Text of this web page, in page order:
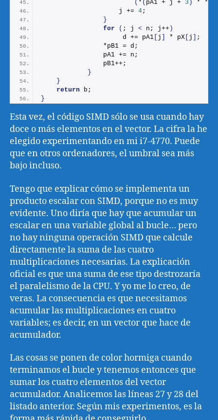
( * ( pA1 + j + 3 ) * *
                    j +=
4;
}
for
( ; j < n; j++ )
                     d += pA1
j * pX j
;
                *pB1 = d;
                pA1 += n;
                pB1++;
}
}
return b;
}
Esta vez, el código SIMD sólo se usa cuando hay
doce o más elementos en el vector. La cifra la he
elegido experimentando en mi i7-4770. Puede
que en otros ordenadores, el umbral sea más
bajo incluso.
Tengo que explicar cómo se implementa un
producto escalar con SIMD, porque no es muy
evidente. Uno diría que hay que acumular un
escalar en una variable global al bucle… pero
no hay ninguna operación SIMD que calcule
directamente la suma de las cuatro
multiplicaciones necesarias. La explicación
oficial es que una suma de ese tipo destrozaría
el paralelismo de la CPU. Y yo me lo creo, de
veras. La consecuencia es que necesitamos
acumular las multiplicaciones en cuatro
variables; es decir, en un vector que hace de
acumulador.
Las cosas se ponen de color hormiga cuando
terminamos el bucle y tenemos entonces que
sumar los cuatro elementos del vector
acumulador. Analicemos las líneas 27 y 28 del
listado anterior. Según mis experimentos, es la